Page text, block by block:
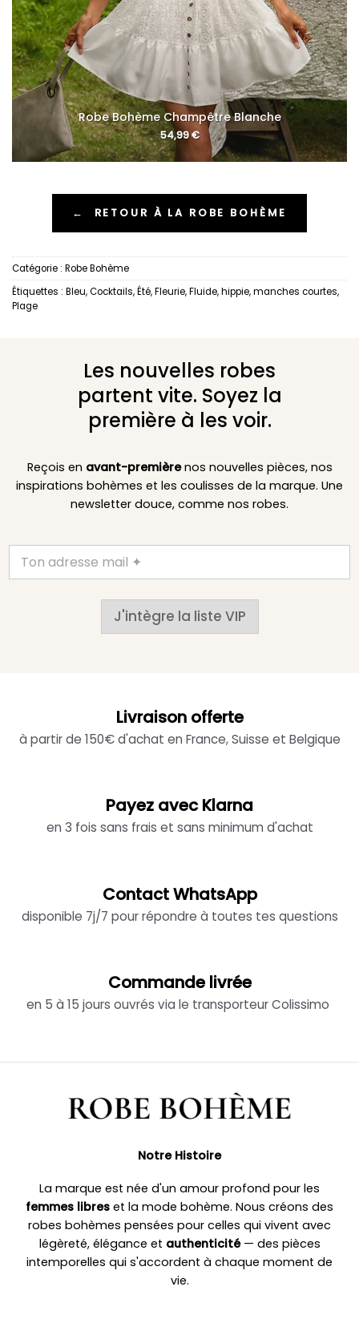
Robe Bohème Champêtre Blanche
54,99€
← RETOUR À LA ROBE BOHÈME
Catégorie : Robe Bohème
Étiquettes : Bleu,Cocktails,Été,Fleurie,Fluide,hippie,manches courtes,
Plage
Les nouvelles robes
partent vite. Soyez la
première à les voir.
Reçois en avant-premièrenos nouvelles pièces, nos
inspirations bohèmes et les coulisses de la marque. Une
newsletter douce, comme nos robes.
J'intègre la liste VIP
Livraison offerte
à partir de 150€ d'achat en France, Suisse et Belgique
Payez avec Klarna
en 3 fois sans frais et sans minimum d'achat
Contact WhatsApp
disponible 7j/7 pour répondre à toutes tes questions
Commande livrée
en 5 à 15 jours ouvrés via le transporteur Colissimo
Notre Histoire
La marque est née d'un amour profond pour les
femmes libres et la mode bohème. Nous créons des
robes bohèmes pensées pour celles qui vivent avec
légèreté, élégance et authenticité— des pièces
intemporelles qui s'accordent à chaque moment de
vie.